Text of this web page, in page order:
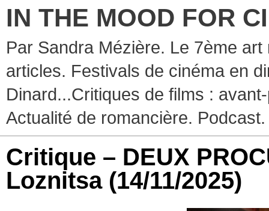
IN THE MOOD FOR
Par Sandra Mézière. Le 7ème
articles. Festivals de cinéma en
Dinard...Critiques de films :
Actualité de romancière. Podcast.
Critique – DEUX
Loznitsa (14/11/2025)